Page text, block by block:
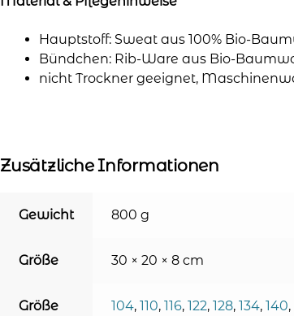
Hauptstoff: Sweat aus 100% Bio-
Bündchen: Rib-Ware aus Bio-
nicht Trockner geeignet,
Zusätzliche Informationen
Gewicht 800 g
Größe 30 × 20 × 8 cm
Größe 104, 110, 116, 122, 128, 134, 140,